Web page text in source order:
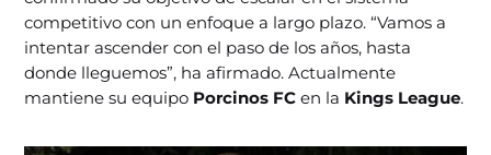
competitivo con un enfoque a largo plazo. “Vamos a
intentar ascender con el paso de los años, hasta
donde lleguemos”, ha afirmado. Actualmente
mantiene su equipo Porcinos FC en la Kings League.